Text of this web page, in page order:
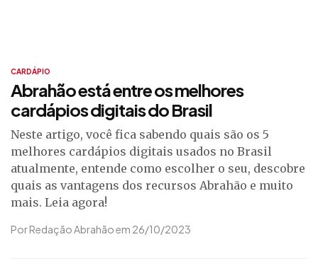
CARDÁPIO
Abrahão está entre os melhores
cardápios digitais do Brasil
Neste artigo, você fica sabendo quais são os 5
melhores cardápios digitais usados no Brasil
atualmente, entende como escolher o seu, descobre
quais as vantagens dos recursos Abrahão e muito
mais. Leia agora!
Por Redação Abrahão em 26/10/2023